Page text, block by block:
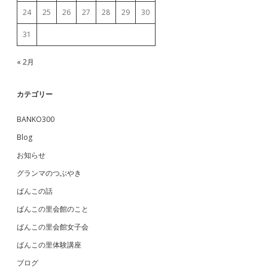
24 25 26 27 28 29 30
31
« 2月
カテゴリー
BANKO300
Blog
お知らせ
グランマのつぶやき
ばんこの話
ばんこの里会館のこと
ばんこの里会館女子会
ばんこの里体験講座
ブログ